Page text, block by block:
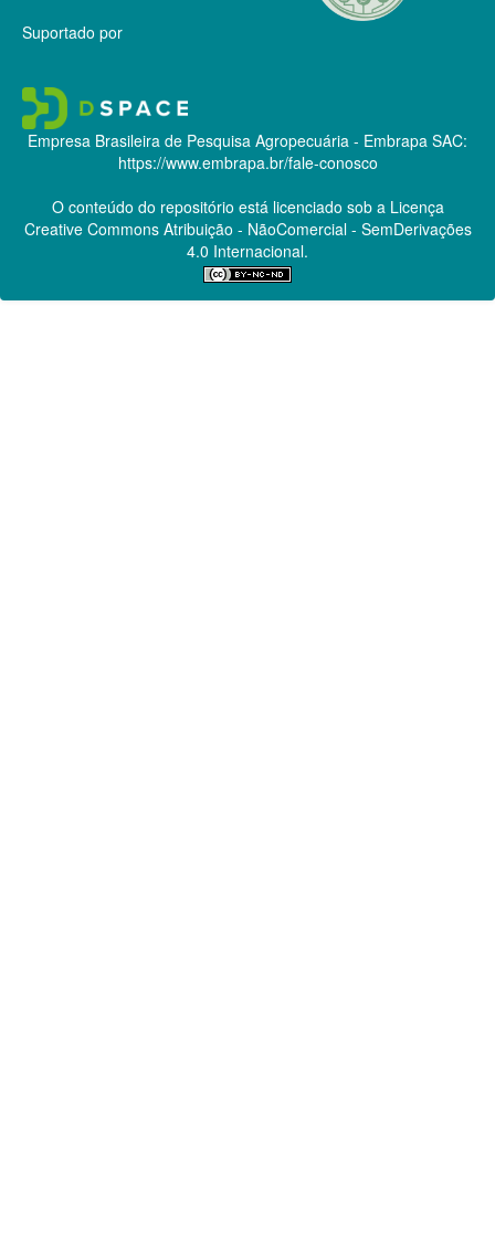
Suportado por
Empresa Brasileira de Pesquisa Agropecuária - Embrapa SAC:
https://www.embrapa.br/fale-conosco
O conteúdo do repositório está licenciado sob a Licença
Creative CommonsAtribuição - NãoComercial - SemDerivações
4.0 Internacional.